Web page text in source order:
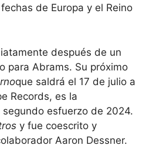
de Europa y el Reino
después de un
para Abrams. Su próximo
que saldrá el 17 de julio a
Records, es la
esfuerzo de 2024.
y fue coescrito y
Aaron Dessner.